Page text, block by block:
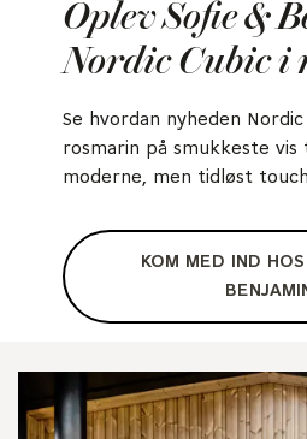
Oplev Sofie &
Nordic Cubic i
Se hvordan nyheden
rosmarin på smukkeste
moderne, men tidløst
KOM MED IND